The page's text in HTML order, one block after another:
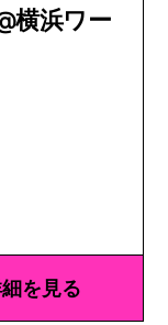
横浜ワー
を見る